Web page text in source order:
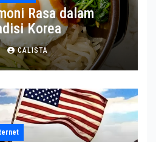
Rasa dalam
Korea
CALISTA